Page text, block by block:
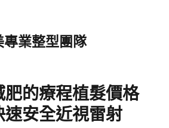
業整型團隊
肥的療程植髮價格
速安全近視雷射